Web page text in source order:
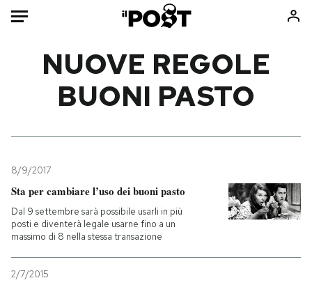
Mondo
Tecnologia
Internet
Scienza
Cultura
Economia
Sport
Libri
Ok Boomer!
Media
Altrecose
NUOVE REGOLE
BUONI PASTO
8/9/2017
Sta per cambiare l’uso dei buoni pasto
Dal 9 settembre sarà possibile usarli in più
posti e diventerà legale usarne fino a un
massimo di 8 nella stessa transazione
2/7/2015